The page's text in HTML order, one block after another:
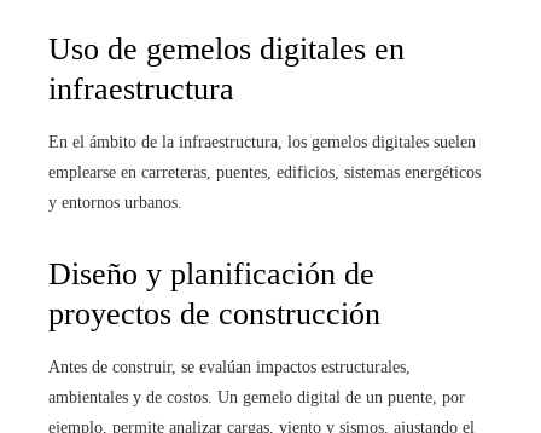
Uso de gemelos digitales en
infraestructura
En el ámbito de la infraestructura, los gemelos digitales suelen
emplearse en carreteras, puentes, edificios, sistemas energéticos
y entornos urbanos.
Diseño y planificación de
proyectos de construcción
Antes de construir, se evalúan impactos estructurales,
ambientales y de costos. Un gemelo digital de un puente, por
ejemplo, permite analizar cargas, viento y sismos, ajustando el